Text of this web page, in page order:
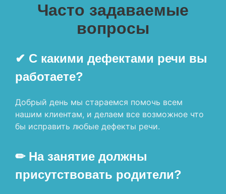
Часто задаваемые
вопросы
✔ С какими дефектами речи вы
работаете?
Добрый день мы стараемся помочь всем
нашим клиентам, и делаем все возможное что
бы исправить любые дефекты речи.
✏ На занятие должны
присутствовать родители?